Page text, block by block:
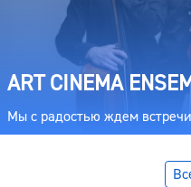
ART CINEMA
Мы с радостью ждем